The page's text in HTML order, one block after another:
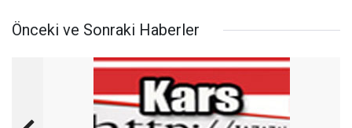
Önceki ve Sonraki Haberler